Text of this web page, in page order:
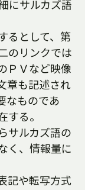
にサルカズ語
るとして、第
のリンクでは
ＰＶなど映像
章も記述され
なものであ
する。
サルカズ語の
く、情報量に
記や転写方式